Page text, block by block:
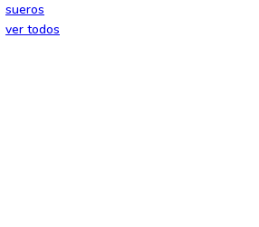
sueros
ver todos